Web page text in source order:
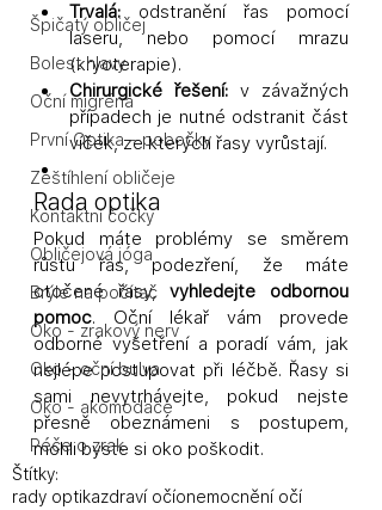
Špičatý obličej
Bolest hlavy
Oční migréna
První Optika - pobočky
Zeštíhlení obličeje
Kontaktní čočky
Obličejová jóga
Brýle na počítač
Oko - zrakový nerv
Oko - oční bulva
Oko - akomodace
Péče o zrak
Trvalá: odstranění řas pomocí
laseru, nebo pomocí mrazu
(kryoterapie).
Chirurgické řešení: v závažných
případech je nutné odstranit část
víček, ze kterých řasy vyrůstají.
Rada optika
Pokud máte problémy se směrem
růstu řas, podezření, že máte
otočené řasy, vyhledejte odbornou
pomoc. Oční lékař vám provede
odborné vyšetření a poradí vám, jak
nejlépe postupovat při léčbě. Řasy si
sami nevytrhávejte, pokud nejste
přesně obeznámeni s postupem,
mohli byste si oko poškodit.
Štítky:
rady optikazdraví očíonemocnění očí